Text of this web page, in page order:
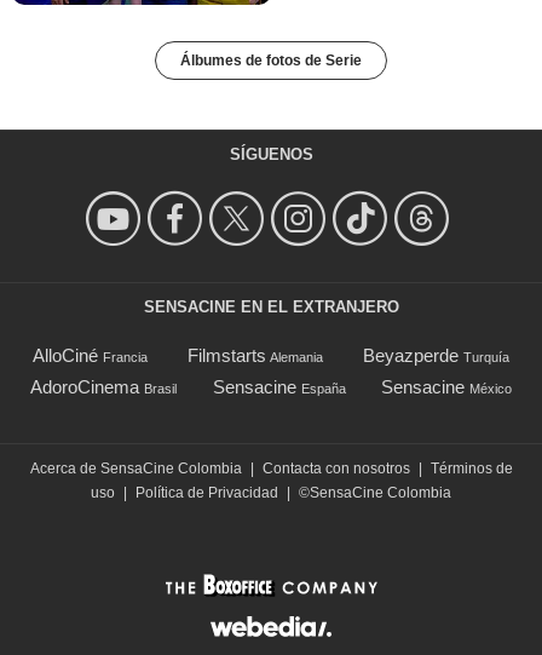
Álbumes de fotos de Serie
SÍGUENOS
SENSACINE EN EL EXTRANJERO
AlloCiné Francia Filmstarts Alemania Beyazperde Turquía
AdoroCinema Brasil Sensacine España Sensacine México
Acerca de SensaCine Colombia | Contacta con nosotros | Términos de
uso | Política de Privacidad | ©SensaCine Colombia